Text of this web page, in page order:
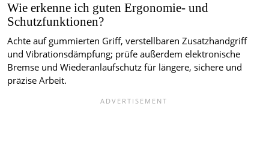
Wie erkenne ich guten Ergonomie- und
Schutzfunktionen?
Achte auf gummierten Griff, verstellbaren Zusatzhandgriff
und Vibrationsdämpfung; prüfe außerdem elektronische
Bremse und Wiederanlaufschutz für längere, sichere und
präzise Arbeit.